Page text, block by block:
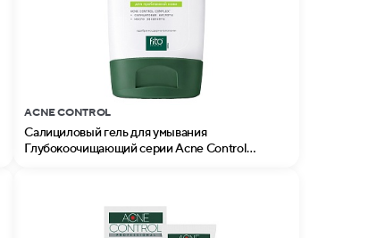
ACNE CONTROL
Салициловый гель для умывания
Глубокоочищающий серии Acne Control